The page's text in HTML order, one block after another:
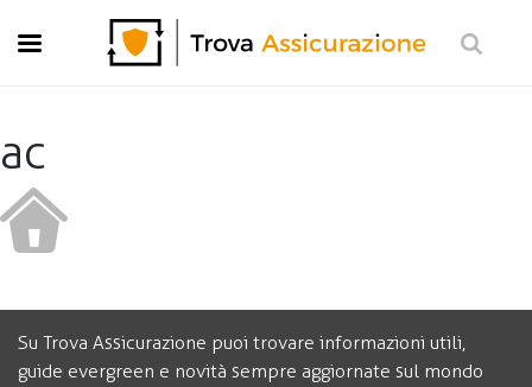
Moto
ac
Su Trova Assicurazione puoi trovare informazioni utili,
guide evergreen e novità sempre aggiornate sul mondo